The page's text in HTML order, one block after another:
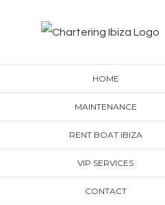
HOME
MAINTENANCE
RENT BOAT IBIZA
VIP SERVICES
CONTACT